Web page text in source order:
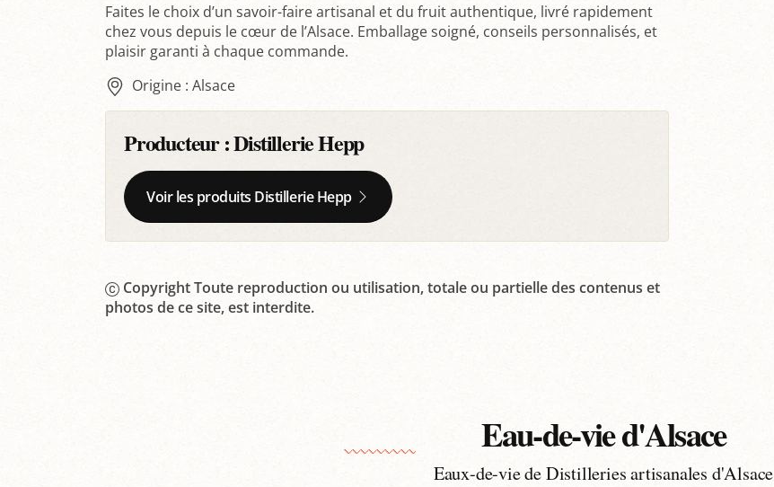
Faites le choix d’un savoir-faire artisanal et du fruit authentique, livré rapidement
chez vous depuis le cœur de l’Alsace. Emballage soigné, conseils personnalisés, et
plaisir garanti à chaque commande.
Origine : Alsace
Producteur :Distillerie Hepp
Voir les produits Distillerie Hepp
Copyright Toute reproduction ou utilisation, totale ou partielle des contenus et
photos de ce site, est interdite.
Eau-de-vie d'Alsace
Eaux-de-vie de Distilleries artisanales d'Alsace